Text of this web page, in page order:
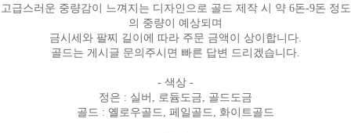
고급스러운 중량감이 느껴지는 디자인으로 골드 제작 시 약 6돈-9돈 정도
의 중량이 예상되며
금시세와 팔찌 길이에 따라 주문 금액이 상이합니다.
골드는 게시글 문의주시면 빠른 답변 드리겠습니다.
- 색상 -
정은 : 실버, 로듐도금, 골드도금
골드 : 옐로우골드, 페일골드, 화이트골드